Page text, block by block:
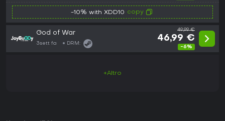
-10% with XDD10 copy
God of War
3sett fa DRM:
49,99 €
46,99 €
-6%
+Altro